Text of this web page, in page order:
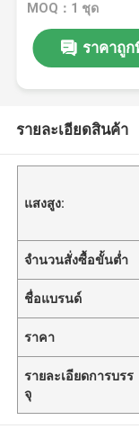
MOQ：1 ชุด
ราคาถู
รายละเอียดสินค้า
แสงสูง:
จำนวนสั่งซื้อขั้นต่ำ
ชื่อแบรนด์
ราคา
รายละเอียดการบรร
จุ